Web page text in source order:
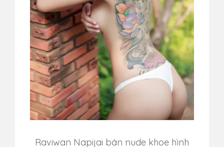
Raviwan Napijai bán nude khoe hình